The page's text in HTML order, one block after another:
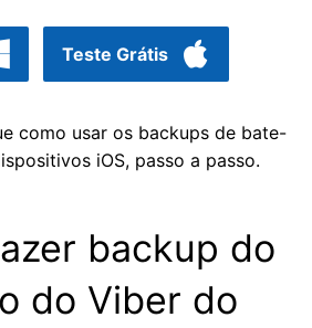
Teste Grátis
como usar os backups de bate-
iOS, passo a passo.
backup do
do Viber do